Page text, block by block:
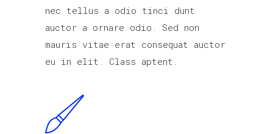
nec tellus a odio tinci dunt
auctor a ornare odio. Sed non
mauris vitae erat consequat auctor
eu in elit. Class aptent.